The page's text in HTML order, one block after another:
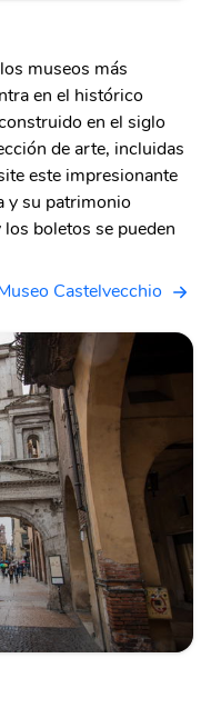
museos más
en el histórico
en el siglo
de arte, incluidas
este impresionante
y su patrimonio
boletos se pueden
Castelvecchio